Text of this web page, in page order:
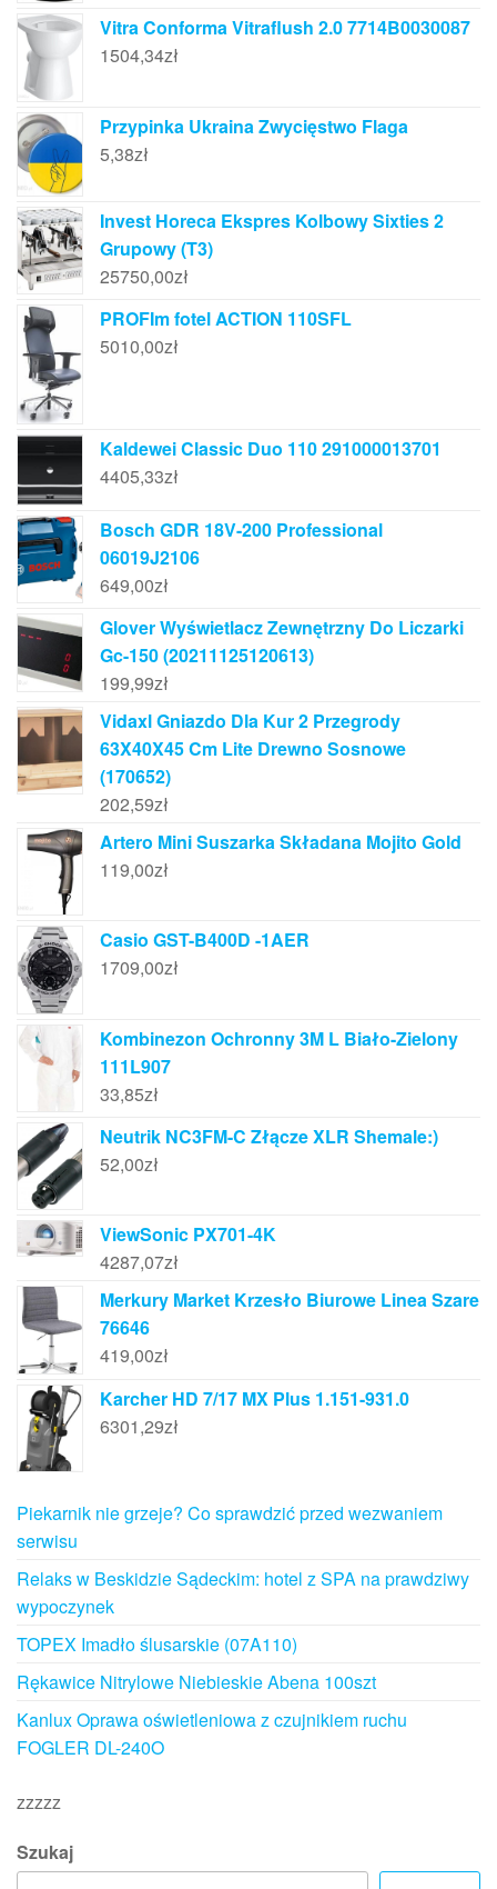
Vitra Conforma Vitraflush 2.0 7714B0030087
1504,34zł
Przypinka Ukraina Zwycięstwo Flaga
5,38zł
Invest Horeca Ekspres Kolbowy Sixties 2
Grupowy (T3)
25750,00zł
PROFIm fotel ACTION 110SFL
5010,00zł
Kaldewei Classic Duo 110 291000013701
4405,33zł
Bosch GDR 18V-200 Professional
06019J2106
649,00zł
Glover Wyświetlacz Zewnętrzny Do Liczarki
Gc-150 (20211125120613)
199,99zł
Vidaxl Gniazdo Dla Kur 2 Przegrody
63X40X45 Cm Lite Drewno Sosnowe
(170652)
202,59zł
Artero Mini Suszarka Składana Mojito Gold
119,00zł
Casio GST-B400D -1AER
1709,00zł
Kombinezon Ochronny 3M L Biało-Zielony
111L907
33,85zł
Neutrik NC3FM-C Złącze XLR Shemale:)
52,00zł
ViewSonic PX701-4K
4287,07zł
Merkury Market Krzesło Biurowe Linea Szare
76646
419,00zł
Karcher HD 7/17 MX Plus 1.151-931.0
6301,29zł
Piekarnik nie grzeje? Co sprawdzić przed wezwaniem
serwisu
Relaks w Beskidzie Sądeckim: hotel z SPA na prawdziwy
wypoczynek
TOPEX Imadło ślusarskie (07A110)
Rękawice Nitrylowe Niebieskie Abena 100szt
Kanlux Oprawa oświetleniowa z czujnikiem ruchu
FOGLER DL-240O
zzzzz
Szukaj